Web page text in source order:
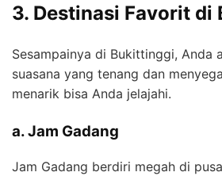
3. Destinasi Favorit di
Sesampainya di Bukittinggi, Anda
suasana yang tenang dan
menarik bisa Anda jelajahi.
a. Jam Gadang
Jam Gadang berdiri megah di